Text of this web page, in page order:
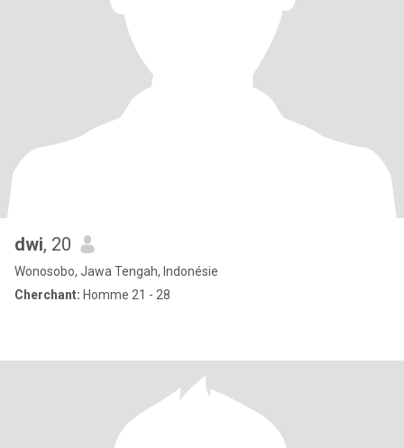
dwi, 20
Wonosobo, Jawa Tengah, Indonésie
Cherchant: Homme 21 - 28